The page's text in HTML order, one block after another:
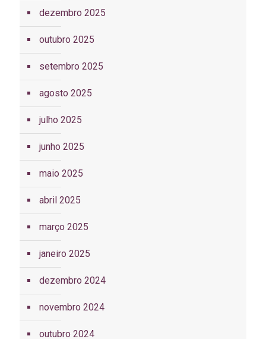
dezembro 2025
outubro 2025
setembro 2025
agosto 2025
julho 2025
junho 2025
maio 2025
abril 2025
março 2025
janeiro 2025
dezembro 2024
novembro 2024
outubro 2024